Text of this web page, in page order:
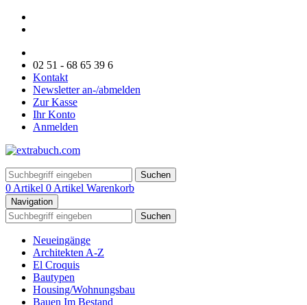
02 51 - 68 65 39 6
Kontakt
Newsletter an-/abmelden
Zur Kasse
Ihr Konto
Anmelden
Suchen
0 Artikel 0 Artikel Warenkorb
Navigation
Suchen
Neueingänge
Architekten A-Z
El Croquis
Bautypen
Housing/Wohnungsbau
Bauen Im Bestand